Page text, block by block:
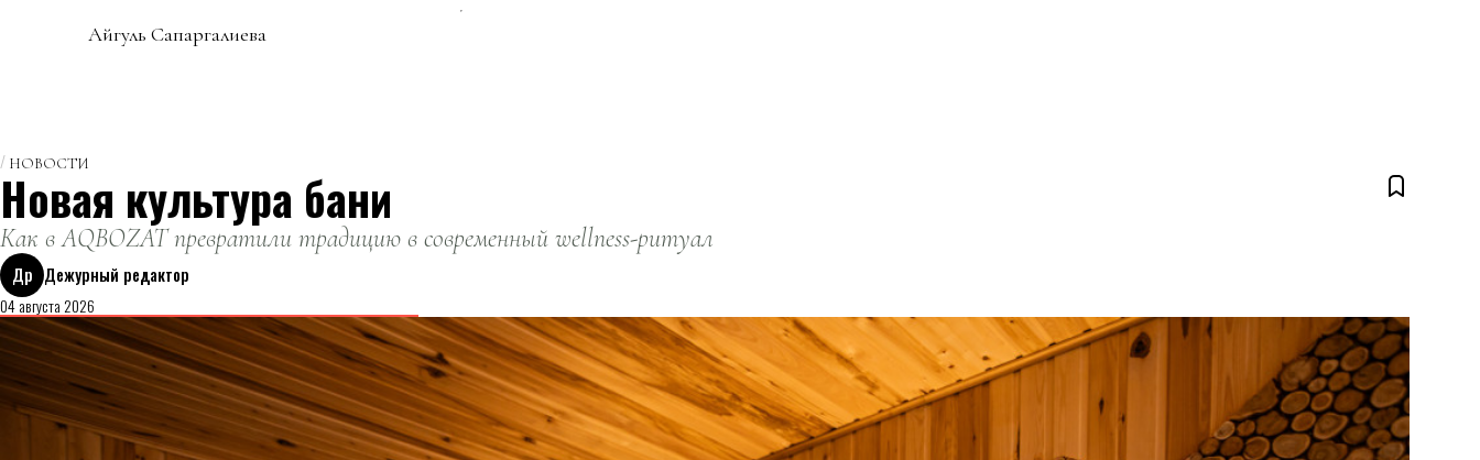
Айгуль Сапаргалиева
НОВОСТИ
Новая культура бани
Как в AQBOZAT превратили традицию в современный wellness-ритуал
Др Дежурный редактор
04 августа 2026